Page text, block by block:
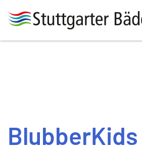
BlubberKids